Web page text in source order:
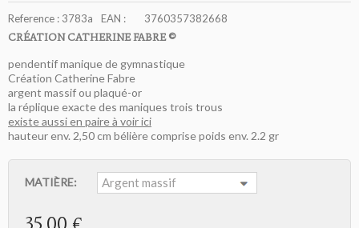
Reference : 3783a EAN : 3760357382668
CRÉATION CATHERINE FABRE ©
pendentif manique de gymnastique
Création Catherine Fabre
argent massif ou plaqué-or
la réplique exacte des maniques trois trous
existe aussi en paire à voir ici
hauteur env. 2,50 cm bélière comprise poids env. 2.2 gr
MATIÈRE: